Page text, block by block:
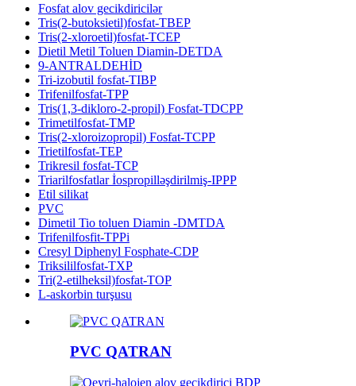
Fosfat alov gecikdiricilər
Tris(2-butoksietil)fosfat-TBEP
Tris(2-xloroetil)fosfat-TCEP
Dietil Metil Toluen Diamin-DETDA
9-ANTRALDEHİD
Tri-izobutil fosfat-TIBP
Trifenilfosfat-TPP
Tris(1,3-dikloro-2-propil) Fosfat-TDCPP
Trimetilfosfat-TMP
Tris(2-xloroizopropil) Fosfat-TCPP
Trietilfosfat-TEP
Trikresil fosfat-TCP
Triarilfosfatlar İospropilləşdirilmiş-IPPP
Etil silikat
PVC
Dimetil Tio toluen Diamin -DMTDA
Trifenilfosfit-TPPi
Cresyl Diphenyl Fosphate-CDP
Triksililfosfat-TXP
Tri(2-etilheksil)fosfat-TOP
L-askorbin turşusu
PVC QATRAN